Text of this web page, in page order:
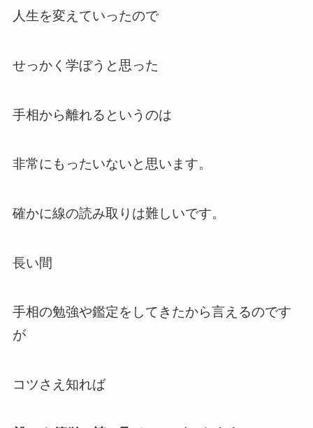
人生を変えていったので
せっかく学ぼうと思った
手相から離れるというのは
非常にもったいないと思います。
確かに線の読み取りは難しいです。
長い間
手相の勉強や鑑定をしてきたから言えるのです
が
コツさえ知れば